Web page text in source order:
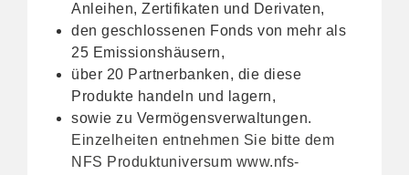
Anleihen, Zertifikaten und Derivaten,
den geschlossenen Fonds von mehr als
25 Emissionshäusern,
über 20 Partnerbanken, die diese
Produkte handeln und lagern,
sowie zu Vermögensverwaltungen.
Einzelheiten entnehmen Sie bitte dem
NFS Produktuniversum www.nfs-